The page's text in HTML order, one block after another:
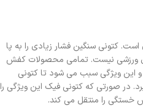
کتونی سنگین فشار زیادی را به پا
ورزشی نیست. تمامی محصولات کفش
این ویژگی سبب می شود تا کتونی
در صورتی که کتونی فیک این ویژگی را
خستگی را منتقل می کند.